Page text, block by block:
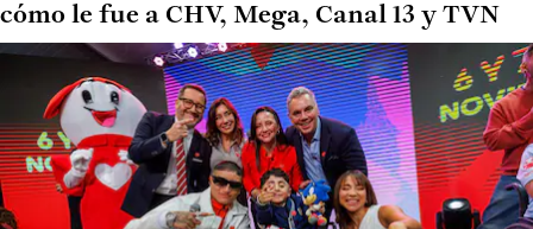
cómo le fue a CHV, Mega, Canal 13 y TVN